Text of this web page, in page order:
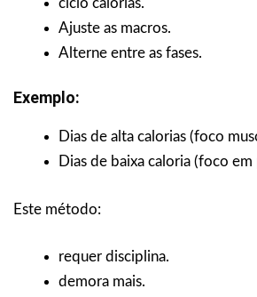
Ajuste as macros.
Alterne entre as fases.
Exemplo:
Dias de alta calorias (foco
Dias de baixa caloria (foco
Este método:
requer disciplina.
demora mais.